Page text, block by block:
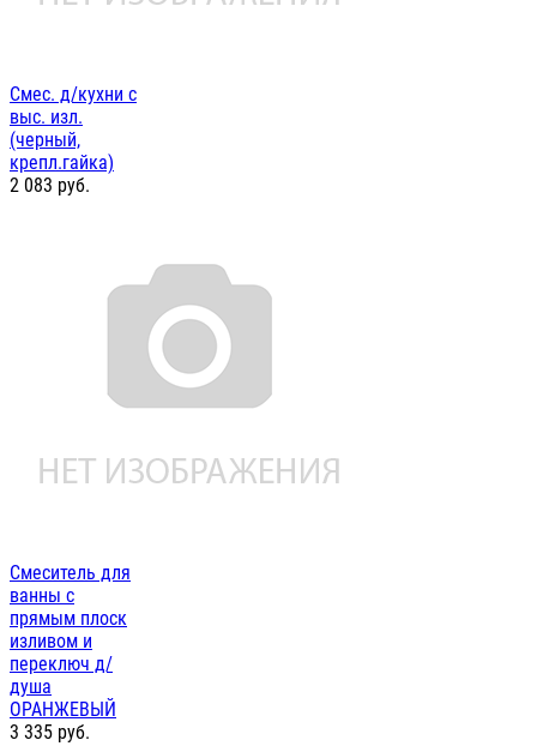
Смес. д/кухни с
выс. изл.
(черный,
крепл.гайка)
2 083 руб.
Смеситель для
ванны с
прямым плоск
изливом и
переключ д/
душа
ОРАНЖЕВЫЙ
3 335 руб.